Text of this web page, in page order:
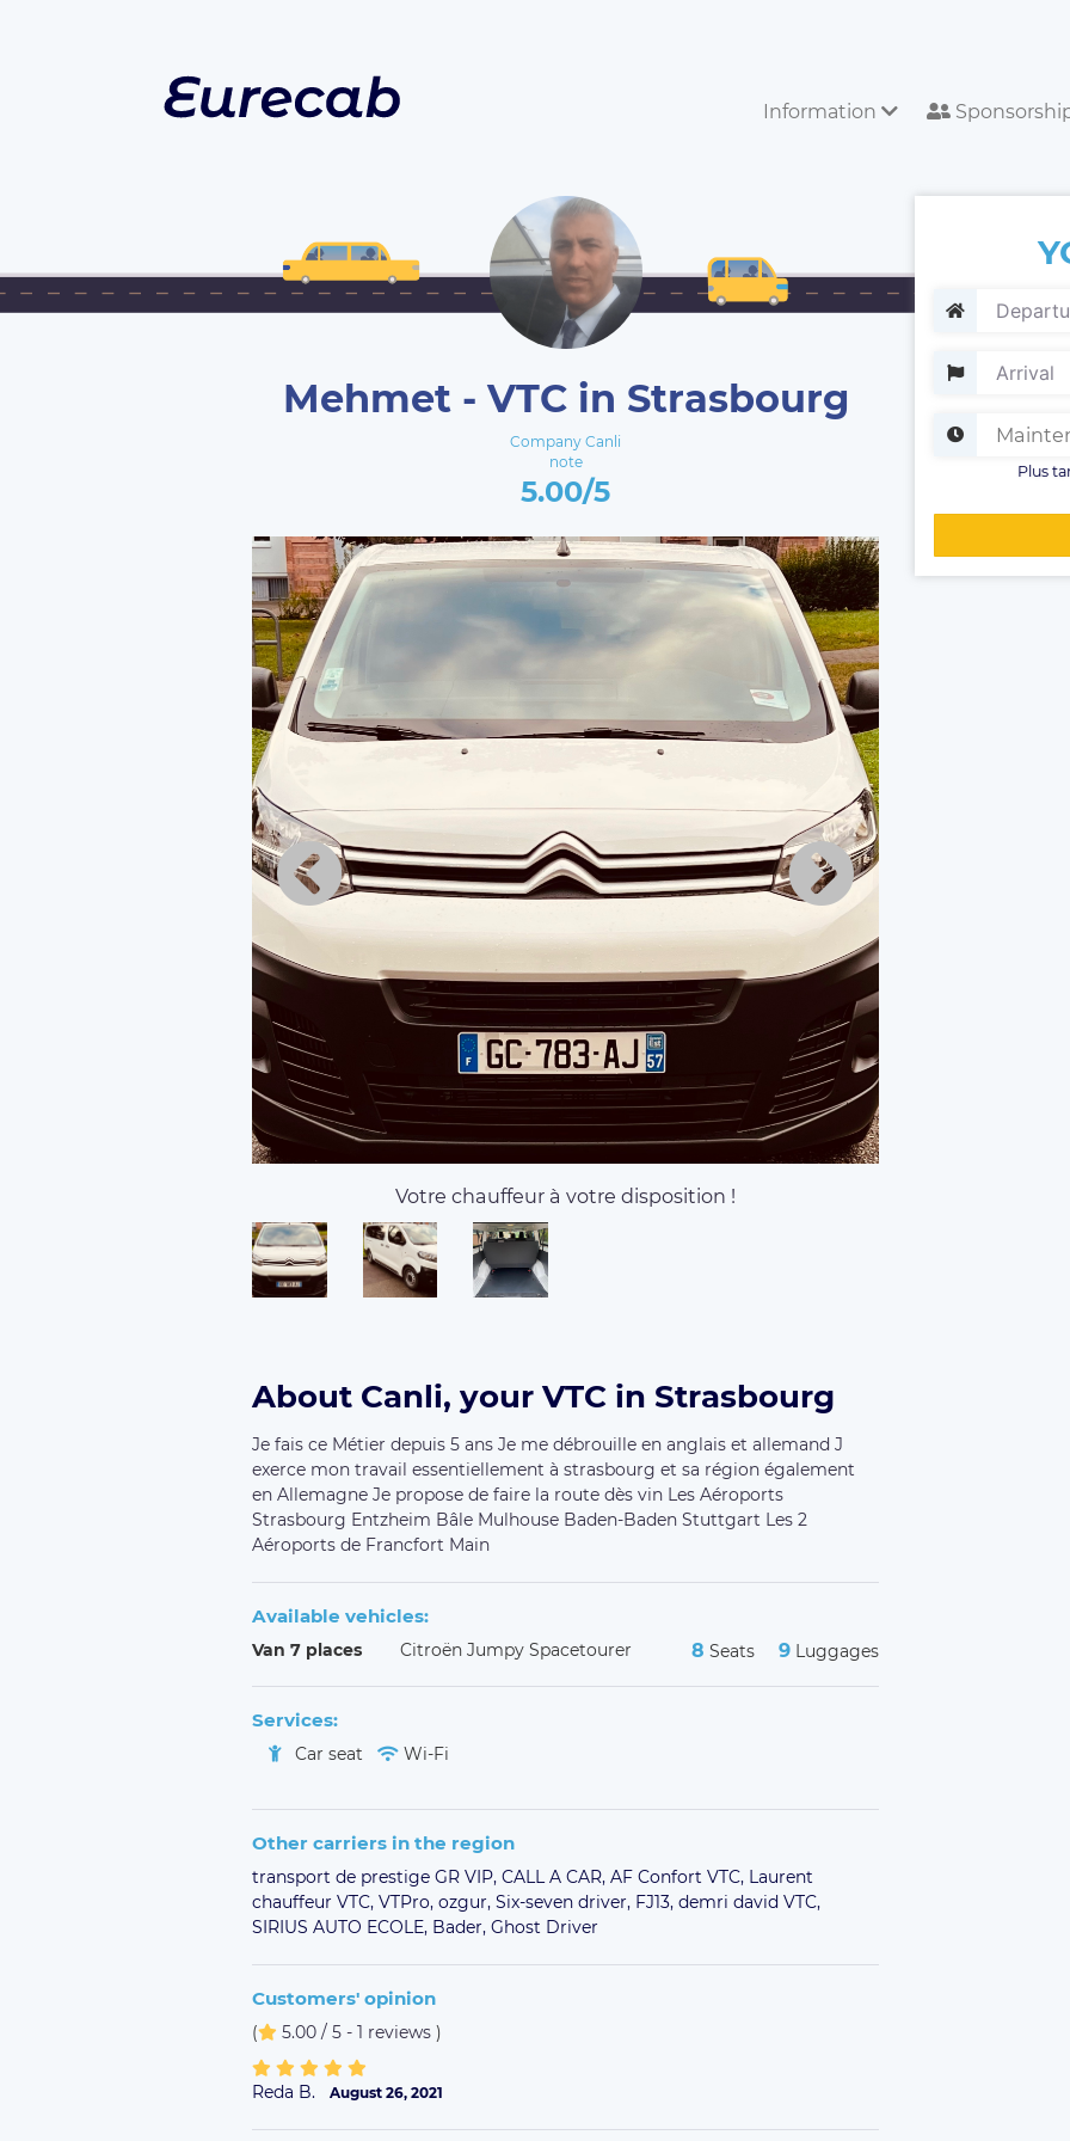
Information
Mehmet - VTC in Strasbourg
Company Canli
note
5.00/5
Plus
Votre chauffeur à votre disposition !
About Canli, your VTC in Strasbourg
Je fais ce Métier depuis 5 ans Je me débrouille en anglais et allemand J
exerce mon travail essentiellement à strasbourg et sa région également
en Allemagne Je propose de faire la route dès vin Les Aéroports
Strasbourg Entzheim Bâle Mulhouse Baden-Baden Stuttgart Les 2
Aéroports de Francfort Main
Available vehicles:
Van 7 places Citroën Jumpy Spacetourer 8 Seats 9 Luggages
Services:
Car seat Wi-Fi
Other carriers in the region
transport de prestige GR VIP, CALL A CAR, AF Confort VTC, Laurent
chauffeur VTC, VTPro, ozgur, Six-seven driver, FJ13, demri david VTC,
SIRIUS AUTO ECOLE, Bader, Ghost Driver
Customers' opinion
( 5.00 / 5 - 1 reviews )
Reda B. August 26, 2021